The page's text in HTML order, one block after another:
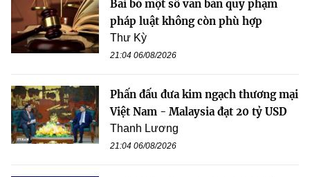
Bãi bỏ một số văn bản quy phạm
pháp luật không còn phù hợp
Thư Kỳ
21:04 06/08/2026
Phấn đấu đưa kim ngạch thương mại
Việt Nam - Malaysia đạt 20 tỷ USD
Thanh Lương
21:04 06/08/2026